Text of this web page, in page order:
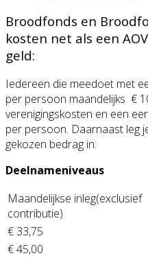
Broodfonds en
kosten net als een
geld:
Iedereen die meedoet met
per persoon maandelijks €
verenigingskosten en een
per persoon. Daarnaast leg
gekozen bedrag in:
Deelnameniveaus
Maandelijkse inleg(exclusief
contributie)
€ 33,75
€ 45,00